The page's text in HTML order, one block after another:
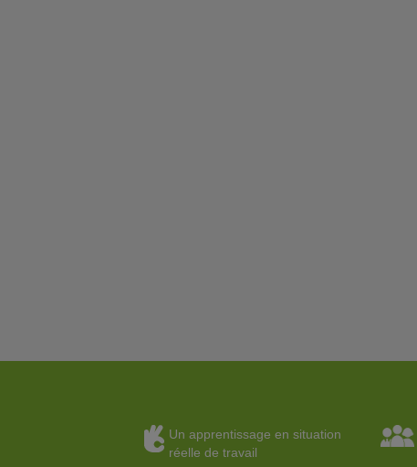
Un apprentissage en situation
réelle de travail